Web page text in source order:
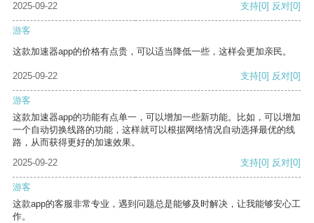
2025-09-22
支持[0] 反对[0]
游客
这款加速器app的价格有点贵，可以适当降低一些，这样会更加亲民。
2025-09-22 支持[0] 反对[0]
游客
这款加速器app的功能有点单一，可以增加一些新功能。比如，可以增加
一个自动切换线路的功能，这样就可以根据网络情况自动选择最优的线
路，从而获得更好的加速效果。
2025-09-22
支持[0] 反对[0]
游客
这款app的客服非常专业，遇到问题总是能够及时解决，让我能够安心工
作。